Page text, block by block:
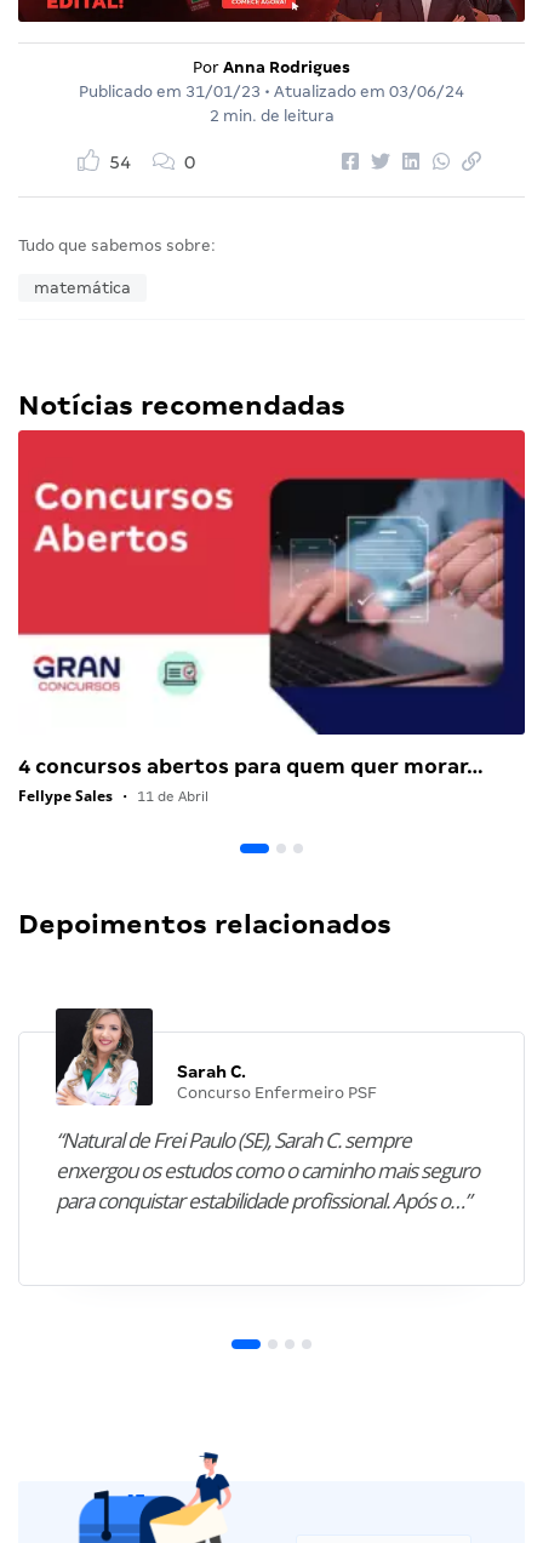
Por Anna Rodrigues
Publicado em 31/01/23 • Atualizado em 03/06/24
2 min. de leitura
54 0
Tudo que sabemos sobre:
matemática
Notícias recomendadas
4 concursos abertos para quem quer morar…
Fellype Sales • 11 de Abril
Depoimentos relacionados
Sarah C.
Concurso Enfermeiro PSF
“Natural de Frei Paulo (SE), Sarah C. sempre
enxergou os estudos como o caminho mais seguro
para conquistar estabilidade profissional. Após o…”